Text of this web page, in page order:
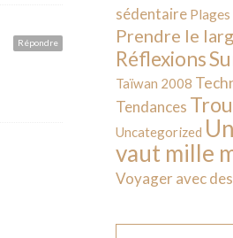
Répondre
sédentaire Plages
Prendre le
Réflexions
Taïwan 2008
Tendances
Uncategorized
vaut mille
Voyager avec